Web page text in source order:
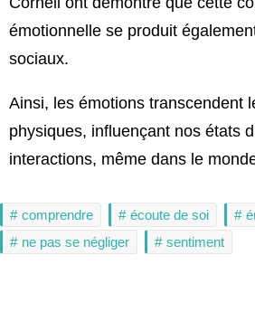
émotionnelle se produit
sociaux.
Ainsi, les émotions transcendent
physiques, influençant nos états
interactions, même dans le
comprendre écoute de soi
ne pas se négliger
sentiment